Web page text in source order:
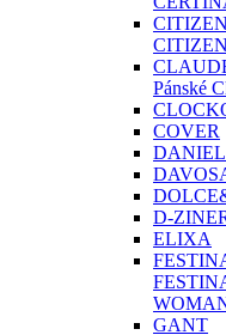
CITIZEN
Pánské
COVER
D-
ELIXA
GANT